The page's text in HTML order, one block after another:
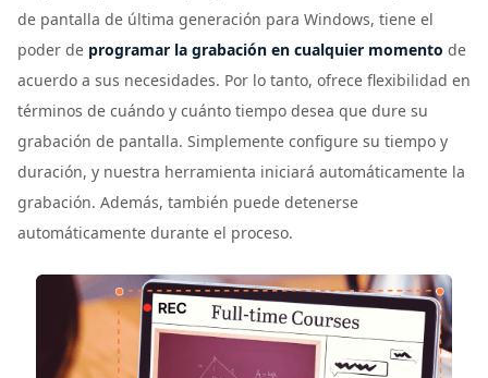
de pantalla de última generación para Windows, tiene el
poder de programar la grabación en cualquier momento de
acuerdo a sus necesidades. Por lo tanto, ofrece flexibilidad en
términos de cuándo y cuánto tiempo desea que dure su
grabación de pantalla. Simplemente configure su tiempo y
duración, y nuestra herramienta iniciará automáticamente la
grabación. Además, también puede detenerse
automáticamente durante el proceso.